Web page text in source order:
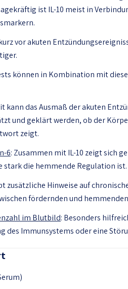
ist IL-10 meist in
vor akuten
können in Kombination mit
kann das Ausmaß der akuten
und geklärt werden, ob der
zeigt.
6: Zusammen mit IL-10 zeigt sich
stark die hemmende Regulation ist.
zusätzliche Hinweise auf
fördernden und
im Blutbild: Besonders
des Immunsystems oder eine